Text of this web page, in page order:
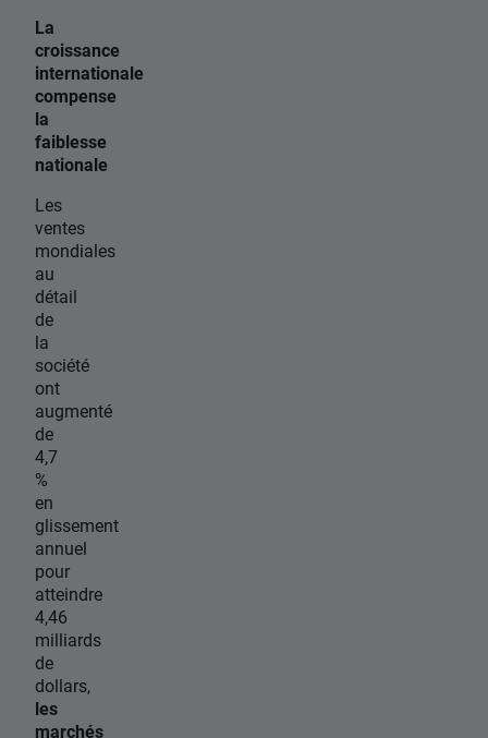
La
croissance
internationale
compense
la
faiblesse
nationale
Les
ventes
mondiales
au
détail
de
la
société
ont
augmenté
de
4,7
%
en
glissement
annuel
pour
atteindre
4,46
milliards
de
dollars,
les
marchés